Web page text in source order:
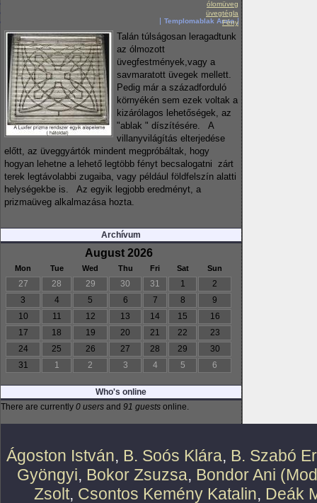
ólomüveg
üvegtégla
Fény
Templomablak Anno
Talán túlságosan leragadtunk
az ólmozott
üvegfestmények,vagy a
savmaratott üvegek mellett.
Pedig már a századforduló
környékén sem ezek voltak a
kizárólagos lehetőségek, az
"ablak " díszítésére. A
villanyvilágítás elterjedése
előtt, az üveggyártók mindent megpróbáltak, hogy
hogyan lehetne a lehető legtöbb fényt becsalogatni zárt
terek legtávolabbi zugaiba, vagy például földfelszín alatti
helységekbe is. Az egyik legjobb eredményt, a
prizmaüveg alkalmazása hozta.
Archívum
August 2026
Mon Tue Wed Thu Fri Sat Sun
27 28 29 30 31 1
2
3
4 5 6 7 8
9
10
11 12 13 14 15
16
17
18 19 20 21 22
23
24
25 26 27 28 29
30
31
1 2 3 4 5 6
Who's online
There are currently 0 users and 91 guests online.
Ágoston István, B. Soós Klára, B. Szabó
Gyöngyi, Bokor Zsuzsa, Bondor Ani
Zsolt, Csontos Kemény Katalin, Deák